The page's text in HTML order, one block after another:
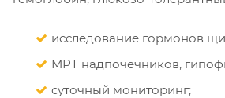
исследование гормонов
МРТ надпочечников,
суточный мониторинг;